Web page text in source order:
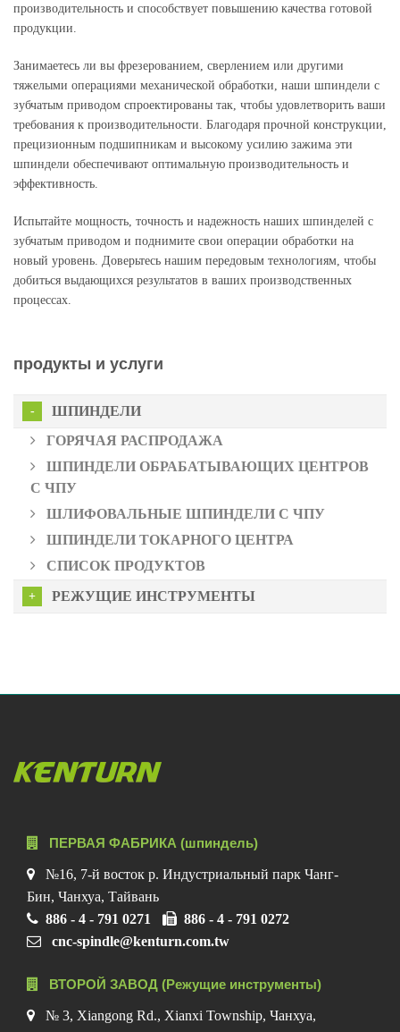
производительность и способствует повышению качества готовой
продукции.
Занимаетесь ли вы фрезерованием, сверлением или другими
тяжелыми операциями механической обработки, наши шпиндели с
зубчатым приводом спроектированы так, чтобы удовлетворить ваши
требования к производительности. Благодаря прочной конструкции,
прецизионным подшипникам и высокому усилию зажима эти
шпиндели обеспечивают оптимальную производительность и
эффективность.
Испытайте мощность, точность и надежность наших шпинделей с
зубчатым приводом и поднимите свои операции обработки на
новый уровень. Доверьтесь нашим передовым технологиям, чтобы
добиться выдающихся результатов в ваших производственных
процессах.
продукты и услуги
ШПИНДЕЛИ
ГОРЯЧАЯ РАСПРОДАЖА
ШПИНДЕЛИ ОБРАБАТЫВАЮЩИХ ЦЕНТРОВ
С ЧПУ
ШЛИФОВАЛЬНЫЕ ШПИНДЕЛИ С ЧПУ
ШПИНДЕЛИ ТОКАРНОГО ЦЕНТРА
СПИСОК ПРОДУКТОВ
РЕЖУЩИЕ ИНСТРУМЕНТЫ
ПЕРВАЯ ФАБРИКА (шпиндель)
№16, 7-й восток р. Индустриальный парк Чанг-
Бин, Чанхуа, Тайвань
886 - 4 - 791 0271
886 - 4 - 791 0272
cnc-spindle@kenturn.com.tw
ВТОРОЙ ЗАВОД (Режущие инструменты)
№ 3, Xiangong Rd., Xianxi Township, Чанхуа,